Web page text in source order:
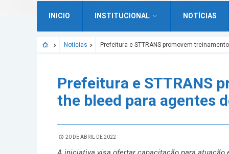
INICIO INSTITUCIONAL NOTÍCIAS
Noticias Prefeitura e STTRANS promovem
Prefeitura e STTRANS
the bleed para agentes
20 DE ABRIL DE 2022